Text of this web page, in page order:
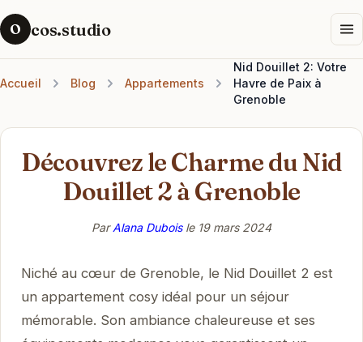
O cos.studio
Accueil Blog Appartements
Nid Douillet 2: Votre
Havre de Paix à
Grenoble
Découvrez le Charme du Nid
Douillet 2 à Grenoble
ParAlana Duboisle 19 mars 2024
Niché au cœur de Grenoble, le Nid Douillet 2 est
un appartement cosy idéal pour un séjour
mémorable. Son ambiance chaleureuse et ses